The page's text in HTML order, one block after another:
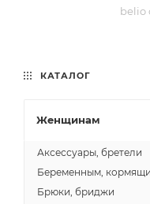
belio
КАТАЛОГ
Женщинам
Аксессуары, бретели
Беременным,
Брюки, бриджи